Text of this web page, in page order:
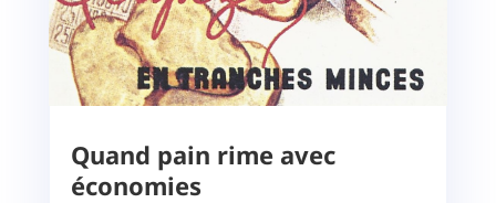
Quand pain rime avec
économies